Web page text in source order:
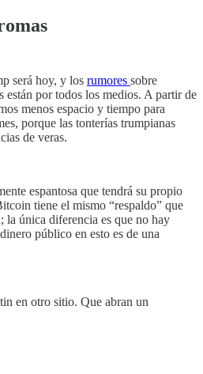
será hoy, y los rumores sobre
están por todos los medios. A partir de
menos espacio y tiempo para
porque las tonterías trumpianas
de veras.
espantosa que tendrá su propio
tiene el mismo “respaldo” que
la única diferencia es que no hay
público en esto es de una
en otro sitio. Que abran un